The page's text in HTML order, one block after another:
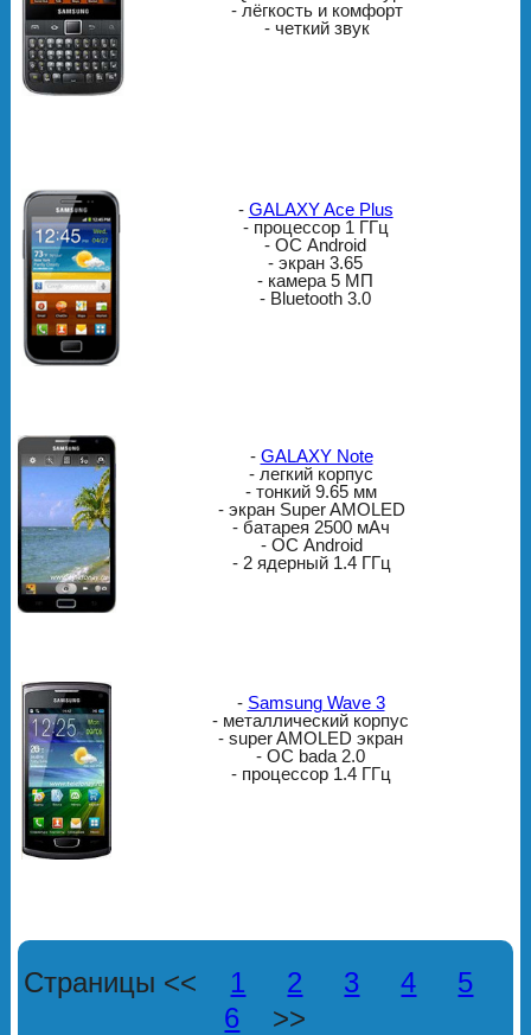
- лёгкость и комфорт
- четкий звук
- GALAXY Ace Plus
- процессор 1 ГГц
- ОС Android
- экран 3.65
- камера 5 МП
- Bluetooth 3.0
- GALAXY Note
- легкий корпус
- тонкий 9.65 мм
- экран Super AMOLED
- батарея 2500 мАч
- ОС Android
- 2 ядерный 1.4 ГГц
- Samsung Wave 3
- металлический корпус
- super AMOLED экран
- ОС bada 2.0
- процессор 1.4 ГГц
Страницы << 1 2 3 4
5
6 >>